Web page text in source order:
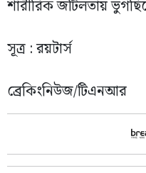
শারীরিক জটিলতায়
সূত্র : রয়টার্স
ব্রেকিংনিউজ/টিএনআর